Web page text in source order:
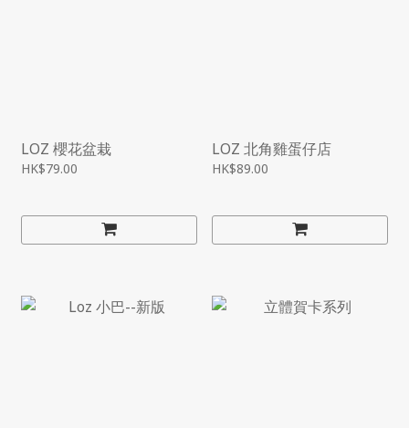
LOZ 櫻花盆栽
HK$79.00
LOZ 北角雞蛋仔店
HK$89.00